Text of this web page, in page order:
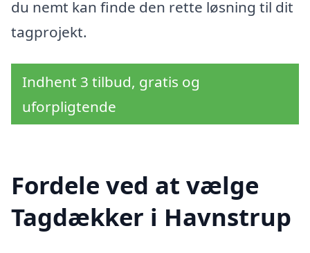
du nemt kan finde den rette løsning til dit
tagprojekt.
Indhent 3 tilbud, gratis og
uforpligtende
Fordele ved at vælge
Tagdækker i Havnstrup